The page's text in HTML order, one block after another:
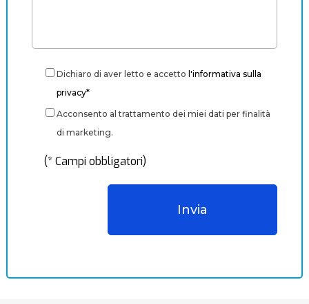
Dichiaro di aver letto e accetto l'informativa sulla
privacy*
Acconsento al trattamento dei miei dati per finalità
di marketing.
(* Campi obbligatori)